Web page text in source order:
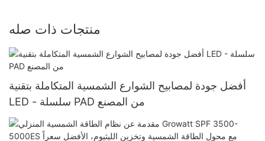
منتجات ذات صله
أفضل جودة لمصابيح الشوارع الشمسية المتكاملة بتقنية
LED - سلسلة PAD من المصنع